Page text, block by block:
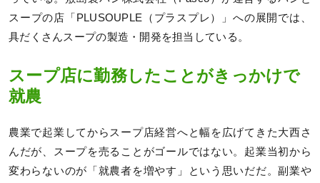
スープの店「PLUSOUPLE（プラスプレ）」への展開では、
具だくさんスープの製造・開発を担当している。
スープ店に勤務したことがきっかけで
就農
農業で起業してからスープ店経営へと幅を広げてきた大西さ
んだが、スープを売ることがゴールではない。起業当初から
変わらないのが「就農者を増やす」という思いだだ。副業や